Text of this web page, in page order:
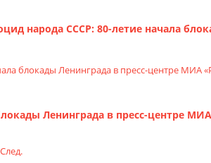
народа СССР: 80-летие начала
Ленинграда в пресс-центре
След.